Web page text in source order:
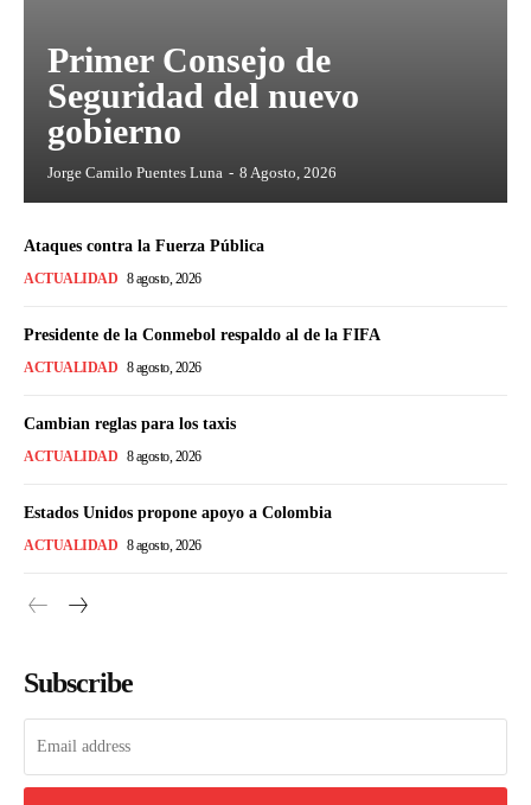
Primer Consejo de
Seguridad del nuevo
gobierno
Jorge Camilo Puentes Luna - 8 Agosto, 2026
Ataques contra la Fuerza Pública
ACTUALIDAD 8 agosto, 2026
Presidente de la Conmebol respaldo al de la FIFA
ACTUALIDAD 8 agosto, 2026
Cambian reglas para los taxis
ACTUALIDAD 8 agosto, 2026
Estados Unidos propone apoyo a Colombia
ACTUALIDAD 8 agosto, 2026
Subscribe